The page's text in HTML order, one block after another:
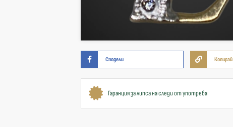
Сподели Копирай
Гаранция за липса на следи от употреба